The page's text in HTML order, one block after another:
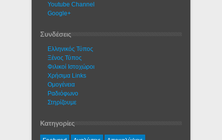
Youtube Channel
Google+
Συνδέσεις
Ελληνικός Τύπος
Ξένος Τύπος
Φιλικοί Ιστοχώροι
Χρήσιμα Links
Ομογένεια
Ραδιόφωνο
Στηρίζουμε
Κατηγορίες